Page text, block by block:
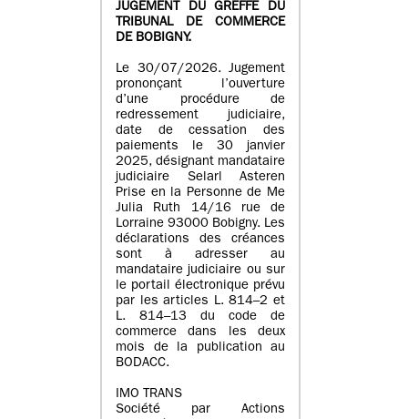
JUGEMENT DU GREFFE DU
TRIBUNAL DE COMMERCE
DE BOBIGNY.
Le 30/07/2026. Jugement
prononçant l’ouverture
d’une procédure de
redressement judiciaire,
date de cessation des
paiements le 30 janvier
2025, désignant mandataire
judiciaire Selarl Asteren
Prise en la Personne de Me
Julia Ruth 14/16 rue de
Lorraine 93000 Bobigny. Les
déclarations des créances
sont à adresser au
mandataire judiciaire ou sur
le portail électronique prévu
par les articles L. 814–2 et
L. 814–13 du code de
commerce dans les deux
mois de la publication au
BODACC.
IMO TRANS
Société par Actions